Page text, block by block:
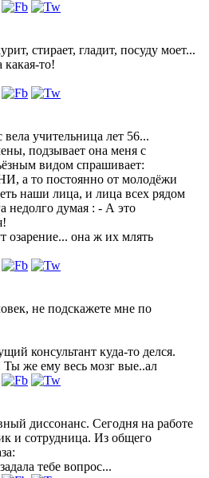
стирает, гладит, посуду моет...
то!
учительница лет 56...
подзывает она меня с
видом спрашивает:
а то постоянно от молодёжи
наши лица, и лица всех рядом
недолго думая : - А это
озарение... она ж их млять
не подскажете мне по
консультант куда-то делся.
же ему весь мозг вые..ал
диссонанс. Сегодня на работе
и сотрудница. Из общего
тебе вопрос...